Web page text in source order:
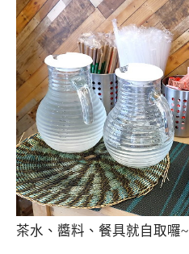
茶水、醬料、餐具就自取囉~